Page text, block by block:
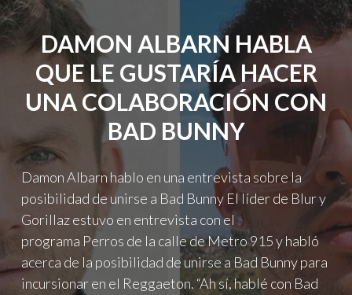
COLABORACIÓN
CON
TAME
IMPALA"
DAMON ALBARN HABLA
QUE LE GUSTARÍA HACER
UNA COLABORACIÓN CON
BAD BUNNY
Damon Albarn hablo en una entrevista sobre la
posibilidad de unirse a Bad Bunny El líder de Blur y
Gorillaz estuvo en entrevista con el
programa Perros de la calle de Metro 915 y habló
acerca de la posibilidad de unirse a Bad Bunny para
incursionar en el Reggaeton. “Ah sí, hablé con Bad